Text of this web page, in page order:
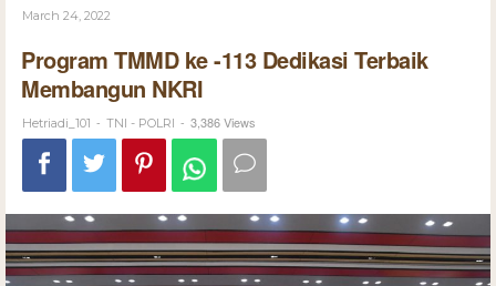
March 24, 2022
Program TMMD ke -113 Dedikasi Terbaik
Membangun NKRI
Hetriadi_101 - TNI - POLRI - 3,386 Views